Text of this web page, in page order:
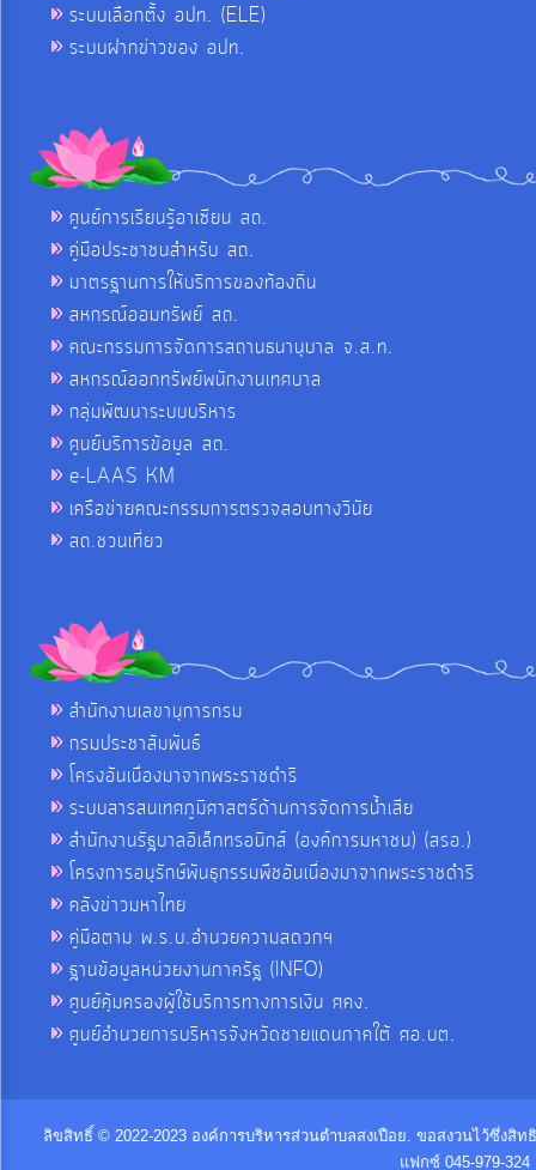
ระบบเลือกตั้ง อปท. (ELE)
ระบบฝากข่าวของ อปท.
ศูนย์การเรียนรู้อาเซียน สถ.
คู่มือประชาชนสำหรับ สถ.
มาตรฐานการให้บริการของท้องถิ่น
สหกรณ์ออมทรัพย์ สถ.
คณะกรรมการจัดการสถานธนานุบาล จ.ส.ท.
สหกรณ์ออกทรัพย์พนักงานเทศบาล
กลุ่มพัฒนาระบบบริหาร
ศูนย์บริการข้อมูล สถ.
e-LAAS KM
เครือข่ายคณะกรรมการตรวจสอบทางวินัย
สถ.ชวนเที่ยว
สำนักงานเลขานุการกรม
กรมประชาสัมพันธ์
โครงอันเนื่องมาจากพระราชดำริ
ระบบสารสนเทศภูมิศาสตร์ด้านการจัดการน้ำเสีย
สำนักงานรัฐบาลอิเล็กทรอนิกส์ (องค์การมหาชน) (สรอ.)
โครงการอนุรักษ์พันธุกรรมพืชอันเนื่องมาจากพระราชดำริ
คลังข่าวมหาไทย
คู่มือตาม พ.ร.บ.อำนวยความสดวกฯ
ฐานข้อมูลหน่วยงานภาครัฐ (INFO)
ศูนย์คุ้มครองผู้ใช้บริการทางการเงิน ศคง.
ศูนย์อำนวยการบริหารจังหวัดชายแดนภาคใต้ ศอ.บต.
ลิขสิทธิ์ © 2022-2023 องค์การบริหารส่วนตำบลสงเปือย. ขอสงวนไว้ซึ่งสิ
แฟกซ์ 045-979-